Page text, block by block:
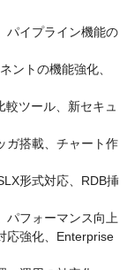
パイプライン機能の
ントの機能強化、
較ツール、新セキュ
ガ搭載、チャート作
形式対応、RDB挿
パフォーマンス向上
応強化、Enterprise